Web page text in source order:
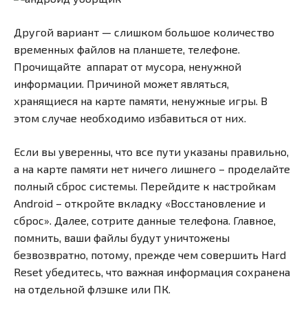
Другой вариант — слишком большое количество
временных файлов на планшете, телефоне.
Прочищайте аппарат от мусора, ненужной
информации. Причиной может являться,
хранящиеся на карте памяти, ненужные игры. В
этом случае необходимо избавиться от них.
Если вы уверенны, что все пути указаны правильно,
а на карте памяти нет ничего лишнего – проделайте
полный сброс системы. Перейдите к настройкам
Android – откройте вкладку «Восстановление и
сброс». Далее, сотрите данные телефона. Главное,
помнить, ваши файлы будут уничтожены
безвозвратно, потому, прежде чем совершить Hard
Reset убедитесь, что важная информация сохранена
на отдельной флэшке или ПК.